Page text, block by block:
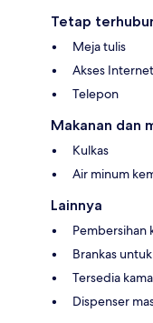
Tetap
Meja tulis
Akses
Telepon
Makanan dan
Kulkas
Air minum
Lainnya
Pembersihan
Brankas
Tersedia
Dispenser